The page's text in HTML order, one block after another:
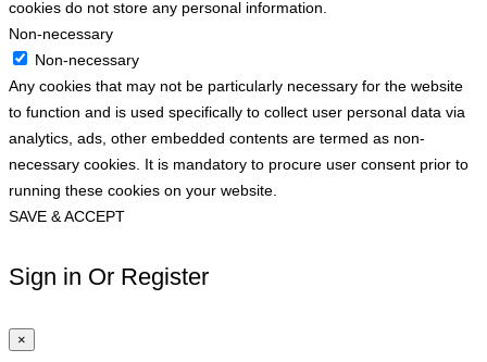
cookies do not store any personal information.
Non-necessary
Non-necessary
Any cookies that may not be particularly necessary for the website
to function and is used specifically to collect user personal data via
analytics, ads, other embedded contents are termed as non-
necessary cookies. It is mandatory to procure user consent prior to
running these cookies on your website.
SAVE & ACCEPT
Sign in Or Register
×